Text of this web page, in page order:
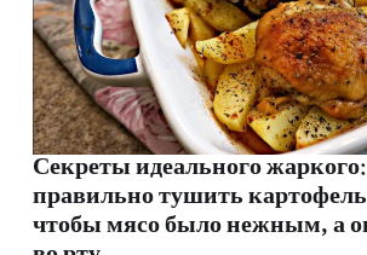
Секреты идеального
правильно тушить
чтобы мясо было нежным, а